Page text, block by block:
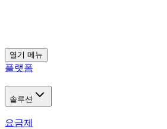
열기 메뉴
플랫폼
솔루션
요금제